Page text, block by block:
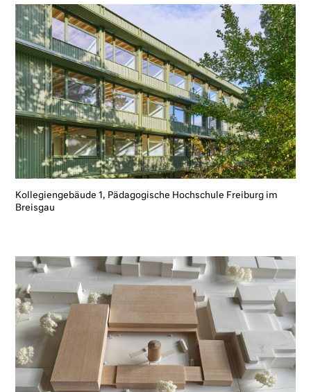
Kollegiengebäude 1, Pädagogische Hochschule Freiburg im
Breisgau